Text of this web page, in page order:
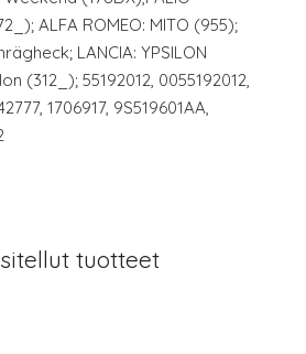
ALFA ROMEO: MITO (955);
LANCIA: YPSILON
(312_); 55192012, 0055192012,
1706917, 9S519601AA,
tuotteet